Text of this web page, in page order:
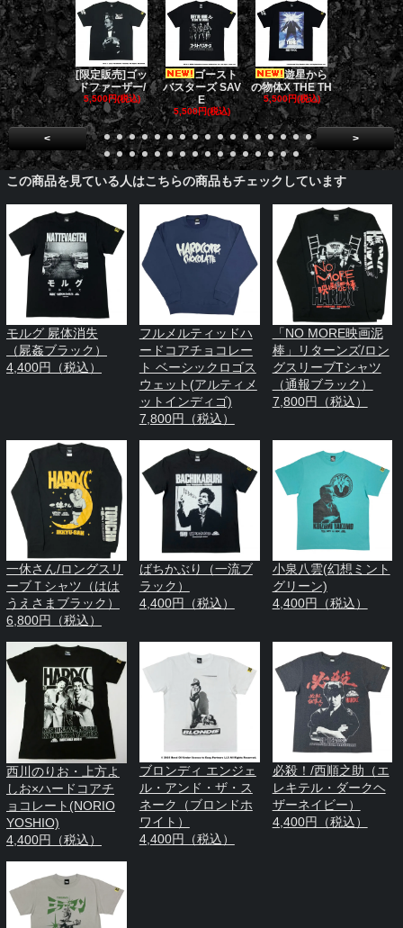
[限定販売]ゴッ
ドファーザー/
5,500円(税込)
ゴースト
バスターズ SAV
E
5,500円(税込)
遊星から
の物体X THE TH
5,500円(税込)
ダークナイ
リロジー/
5,500円(税
< >
この商品を見ている人はこちらの商品もチェックしています
モルグ 屍体消失
（屍姦ブラック）
4,400円（税込）
フルメルティッドハ
ードコアチョコレー
ト ベーシックロゴス
ウェット(アルティメ
ットインディゴ)
7,800円（税込）
「NO MORE映画泥
棒」リターンズ/ロン
グスリーブTシャツ
（通報ブラック）
7,800円（税込）
一休さん/ロングスリ
ーブＴシャツ（はは
うえさまブラック）
6,800円（税込）
ばちかぶり（一流ブ
ラック）
4,400円（税込）
小泉八雲(幻想ミント
グリーン)
4,400円（税込）
西川のりお・上方よ
しお×ハードコアチ
ョコレート(NORIO
YOSHIO)
4,400円（税込）
ブロンディ エンジェ
ル・アンド・ザ・ス
ネーク（ブロンドホ
ワイト）
4,400円（税込）
必殺！/西順之助（エ
レキテル・ダークヘ
ザーネイビー）
4,400円（税込）